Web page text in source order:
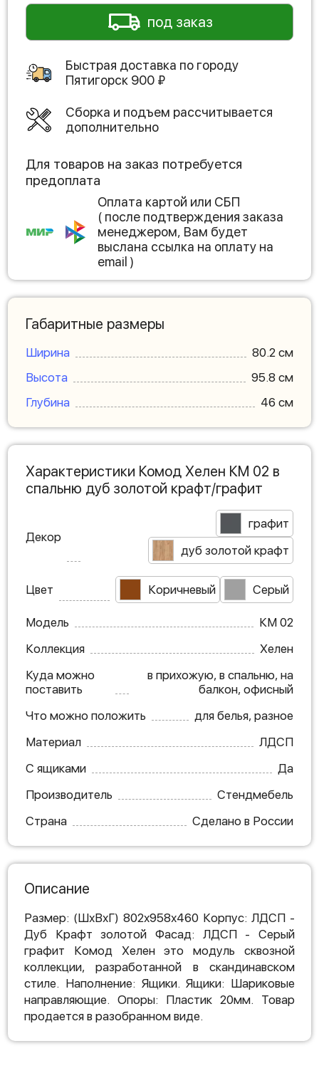
под заказ
Быстрая доставка по городу
Пятигорск 900 ₽
Сборка и подъем рассчитывается
дополнительно
Для товаров на заказ потребуется
предоплата
Оплата картой или СБП
( после подтверждения заказа
менеджером, Вам будет
выслана ссылка на оплату на
email )
Габаритные размеры
Ширина
80.2 см
Высота
95.8 см
Глубина
46 см
Характеристики Комод Хелен КМ 02 в
спальню дуб золотой крафт/графит
Декор
графит
дуб золотой крафт
Цвет Коричневый Серый
Модель
КМ 02
Коллекция
Хелен
Куда можно
поставить
в прихожую, в спальню, на
балкон, офисный
Что можно положить
для белья, разное
Материал
ЛДСП
С ящиками
Да
Производитель
Стендмебель
Страна
Сделано в России
Описание
Размер: (ШхВхГ) 802х958х460 Корпус: ЛДСП -
Дуб Крафт золотой Фасад: ЛДСП - Cерый
графит Комод Хелен это модуль сквозной
коллекции, разработанной в скандинавском
стиле. Наполнение: Ящики. Ящики: Шариковые
направляющие. Опоры: Пластик 20мм. Товар
продается в разобранном виде.